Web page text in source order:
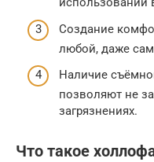
Создание
любой, даже
Наличие
позволяют не
загрязнениях.
Что такое